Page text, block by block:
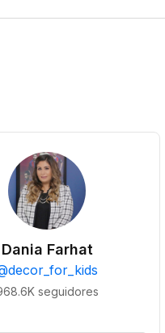
Dania Farhat
decor_for_kids
seguidores